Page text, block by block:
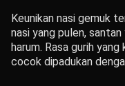
Keunikan nasi gemuk
nasi yang pulen,
harum. Rasa gurih
cocok dipadukan